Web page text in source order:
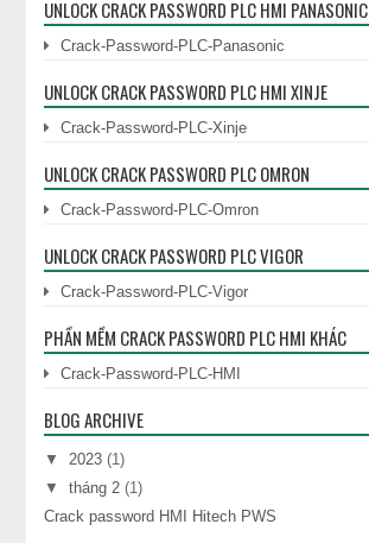
UNLOCK CRACK PASSWORD PLC HMI PANASONIC
Crack-Password-PLC-Panasonic
UNLOCK CRACK PASSWORD PLC HMI XINJE
Crack-Password-PLC-Xinje
UNLOCK CRACK PASSWORD PLC OMRON
Crack-Password-PLC-Omron
UNLOCK CRACK PASSWORD PLC VIGOR
Crack-Password-PLC-Vigor
PHẦN MỀM CRACK PASSWORD PLC HMI KHÁC
Crack-Password-PLC-HMI
BLOG ARCHIVE
▼ 2023 (1)
▼
tháng 2 (1)
Crack password HMI Hitech PWS